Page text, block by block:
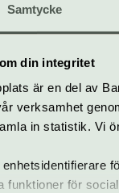
Samtycke
din integritet
är en del av
verksamhet
in statistik. Vi
funktioner för
Till
–